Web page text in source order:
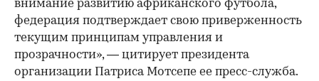
внимание развитию африканского футбола,
федерация подтверждает свою приверженность
текущим принципам управления и
прозрачности», — цитирует президента
организации Патриса Мотсепе ее пресс-служба.